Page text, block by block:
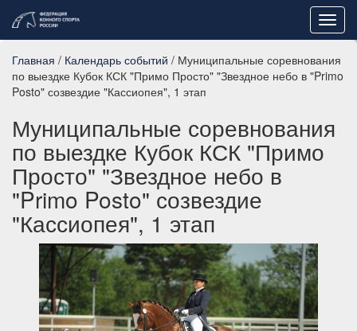
Главная / Календарь событий / Муниципальные соревнования
по выездке Кубок КСК "Примо Просто" "Звездное небо в "Primo
Posto" созвездие "Кассиопея", 1 этап
Муниципальные соревнования
по выездке Кубок КСК "Примо
Просто" "Звездное небо в
"Primo Posto" созвездие
"Кассиопея", 1 этап